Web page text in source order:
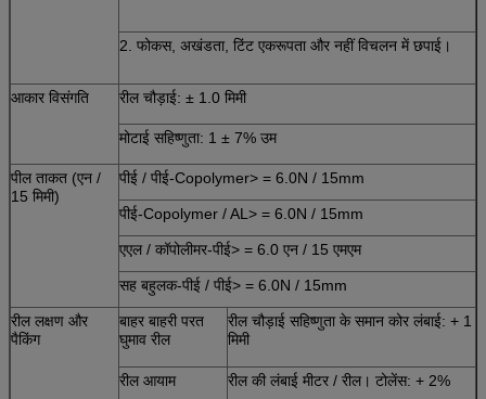
2. फोकस, अखंडता, टिंट एकरूपता और नहीं विचलन में छपाई।
आकार विसंगति रील चौड़ाई: ± 1.0 मिमी
मोटाई सहिष्णुता: 1 ± 7% उम
पील ताकत (एन /
15 मिमी)
पीई / पीई-Copolymer> = 6.0N / 15mm
पीई-Copolymer / AL> = 6.0N / 15mm
एएल / कॉपोलीमर-पीई> = 6.0 एन / 15 एमएम
सह बहुलक-पीई / पीई> = 6.0N / 15mm
रील लक्षण और
पैकिंग
बाहर बाहरी परत
घुमाव रील
रील चौड़ाई सहिष्णुता के समान कोर लंबाई: + 1
मिमी
रील आयाम रील की लंबाई मीटर / रील। टोलेंस: + 2%